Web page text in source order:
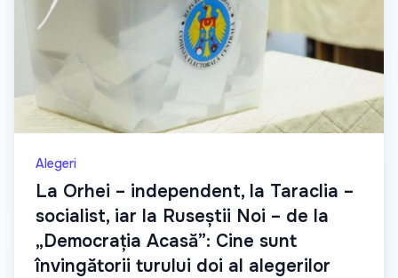
Alegeri
La Orhei – independent, la Taraclia –
socialist, iar la Ruseștii Noi – de la
„Democrația Acasă”: Cine sunt
învingătorii turului doi al alegerilor